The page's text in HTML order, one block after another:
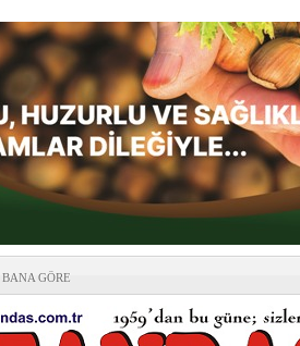
BANA GÖRE
Vezirköprü CHP’de istifa depremi yaşandı!